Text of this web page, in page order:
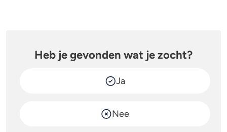
Heb je gevonden wat je zocht?
Ja
Nee